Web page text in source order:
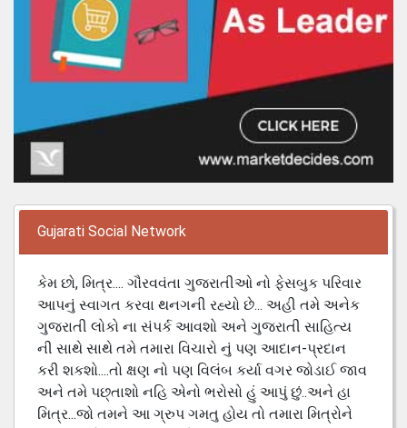
Gujarati Social Network
કેમ છો, મિત્ર.... ગૌરવવંતા ગુજરાતીઓ નો ફેસબુક પરિવાર
આપનું સ્વાગત કરવા થનગની રહ્યો છે... અહી તમે અનેક
ગુજરાતી લોકો ના સંપર્ક આવશો અને ગુજરાતી સાહિત્ય
ની સાથે સાથે તમે તમારા વિચારો નું પણ આદાન-પ્રદાન
કરી શકશો....તો ક્ષણ નો પણ વિલંબ કર્યા વગર જોડાઈ જાવ
અને તમે પછ્તાશો નહિ એનો ભરોસો હું આપું છું..અને હા
મિત્ર...જો તમને આ ગ્રુપ ગમતુ હોય તો તમારા મિત્રોને